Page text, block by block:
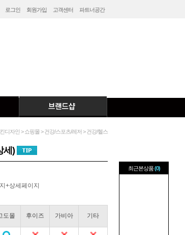
로그인 회원가입 고객센터 파트너공간
디자인 > 쇼핑몰 > 건강/스포츠/레저 > 건강/헬스
세)
+상세페이지
도몰 후이즈 가비아 기타
최근본상품(0)